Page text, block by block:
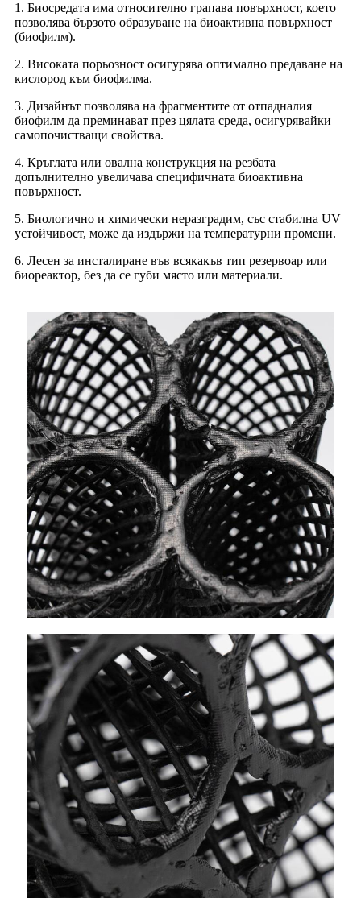
1. Биосредата има относително грапава повърхност, което
позволява бързото образуване на биоактивна повърхност
(биофилм).
2. Високата порьозност осигурява оптимално предаване на
кислород към биофилма.
3. Дизайнът позволява на фрагментите от отпадналия
биофилм да преминават през цялата среда, осигурявайки
самопочистващи свойства.
4. Кръглата или овална конструкция на резбата
допълнително увеличава специфичната биоактивна
повърхност.
5. Биологично и химически неразградим, със стабилна UV
устойчивост, може да издържи на температурни промени.
6. Лесен за инсталиране във всякакъв тип резервоар или
биореактор, без да се губи място или материали.